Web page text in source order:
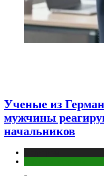
Ученые из
мужчины
начальников